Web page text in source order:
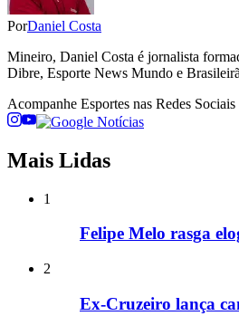
PorDaniel Costa
Mineiro, Daniel Costa é jornalista
Dibre, Esporte News Mundo e
Acompanhe Esportes nas Redes Sociais
Mais Lidas
1
Felipe Melo rasga
2
Ex-Cruzeiro lança